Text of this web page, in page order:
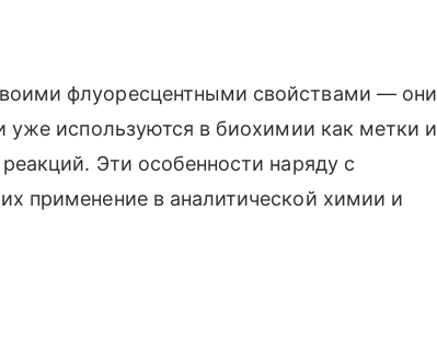
флуоресцентными свойствами — они
уже используются в биохимии как метки и
Эти особенности наряду с
применение в аналитической химии и